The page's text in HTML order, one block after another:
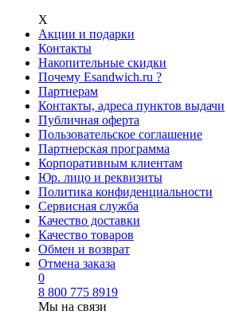
Х
Акции и подарки
Контакты
Накопительные скидки
Почему Esandwich.ru ?
Партнерам
Контакты, адреса пунктов выдачи
Публичная оферта
Пользовательское соглашение
Партнерская программа
Корпоративным клиентам
Юр. лицо и реквизиты
Политика конфиденциальности
Сервисная служба
Качество доставки
Качество товаров
Обмен и возврат
Отмена заказа
0
8 800 775 8919
Мы на связи